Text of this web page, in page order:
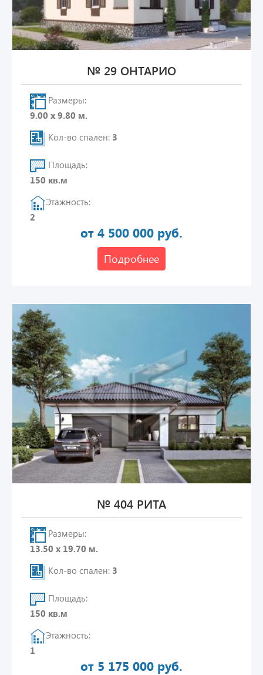
№ 29 ОНТАРИО
Размеры:
9.00 х 9.80 м.
Кол-во спален: 3
Площадь:
150 кв.м
Этажность:
2
от 4 500 000 руб.
Подробнее
№ 404 РИТА
Размеры:
13.50 х 19.70 м.
Кол-во спален: 3
Площадь:
150 кв.м
Этажность:
1
от 5 175 000 руб.